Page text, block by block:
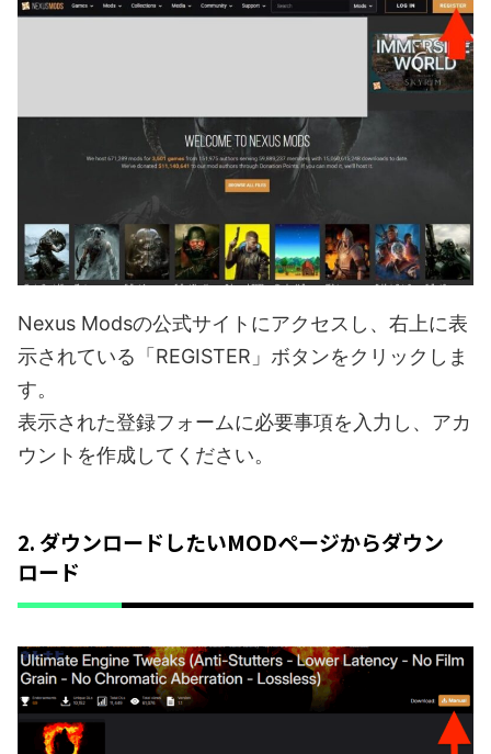
Nexus Modsの公式サイトにアクセスし、右上に表
示されている「REGISTER」ボタンをクリックしま
す。
表示された登録フォームに必要事項を入力し、アカ
ウントを作成してください。
2. ダウンロードしたいMODページからダウン
ロード